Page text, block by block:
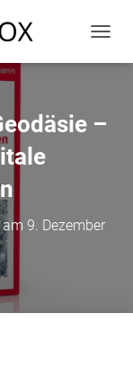
A
M
–
9. Dezember